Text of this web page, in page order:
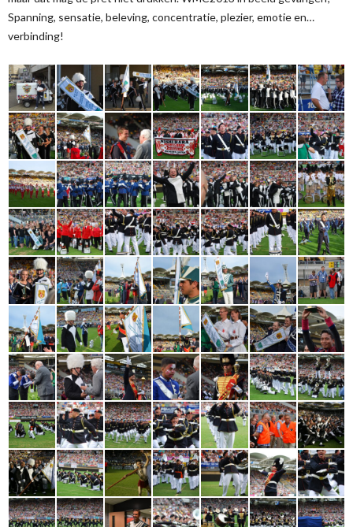
Spanning, sensatie, beleving, concentratie, plezier, emotie en…
verbinding!